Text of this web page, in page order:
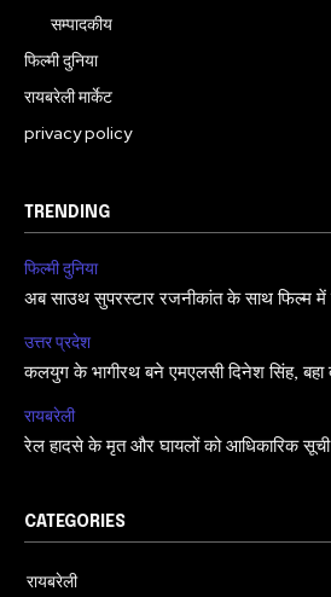
सम्पादकीय
फिल्मी दुनिया
रायबरेली मार्केट
privacy policy
TRENDING
फिल्मी दुनिया
अब साउथ सुपरस्टार रजनीकांत के साथ फिल्म में
उत्तर प्रदेश
कलयुग के भागीरथ बने एमएलसी दिनेश सिंह, बहा
रायबरेली
रेल हादसे के मृत और घायलों को आधिकारिक सूची
CATEGORIES
रायबरेली